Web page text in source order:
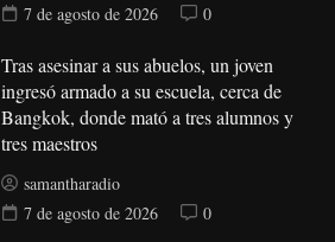
7 de agosto de 2026
0
Tras asesinar a sus abuelos, un joven
ingresó armado a su escuela, cerca de
Bangkok, donde mató a tres alumnos y
tres maestros
samantharadio
7 de agosto de 2026
0